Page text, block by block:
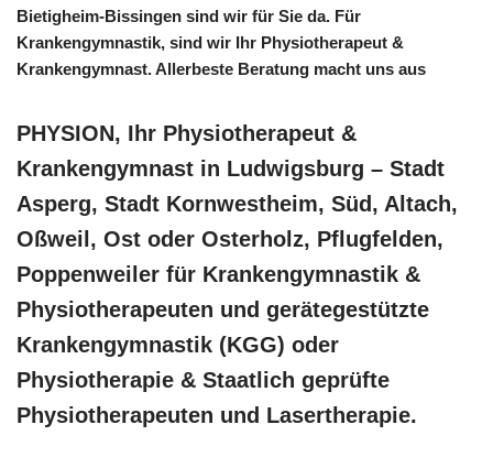
Bietigheim-Bissingen sind wir für Sie da. Für
Krankengymnastik, sind wir Ihr Physiotherapeut &
Krankengymnast. Allerbeste Beratung macht uns aus
PHYSION, Ihr Physiotherapeut &
Krankengymnast in Ludwigsburg – Stadt
Asperg, Stadt Kornwestheim, Süd, Altach,
Oßweil, Ost oder Osterholz, Pflugfelden,
Poppenweiler für Krankengymnastik &
Physiotherapeuten und gerätegestützte
Krankengymnastik (KGG) oder
Physiotherapie & Staatlich geprüfte
Physiotherapeuten und Lasertherapie.